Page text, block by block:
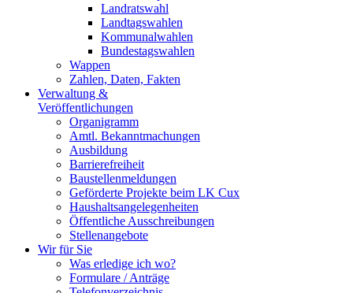
Landratswahl
Landtagswahlen
Kommunalwahlen
Bundestagswahlen
Wappen
Zahlen, Daten, Fakten
Verwaltung &
Veröffentlichungen
Organigramm
Amtl. Bekanntmachungen
Ausbildung
Barrierefreiheit
Baustellenmeldungen
Geförderte Projekte beim LK Cux
Haushaltsangelegenheiten
Öffentliche Ausschreibungen
Stellenangebote
Wir für Sie
Was erledige ich wo?
Formulare / Anträge